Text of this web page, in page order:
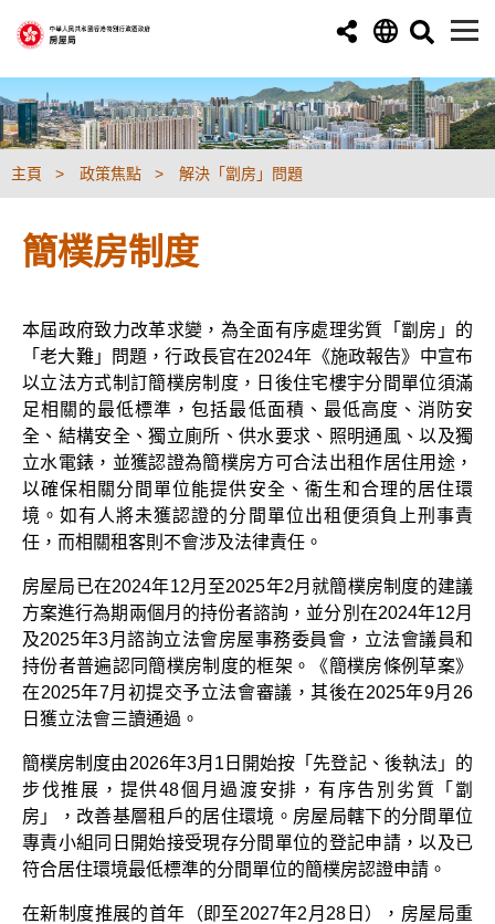
主頁 政策焦點 解決「劏房」問題
簡樸房制度
本屆政府致力改革求變，為全面有序處理劣質「劏房」的
「老大難」問題，行政長官在2024年《施政報告》中宣布
以立法方式制訂簡樸房制度，日後住宅樓宇分間單位須滿
足相關的最低標準，包括最低面積、最低高度、消防安
全、結構安全、獨立廁所、供水要求、照明通風、以及獨
立水電錶，並獲認證為簡樸房方可合法出租作居住用途，
以確保相關分間單位能提供安全、衞生和合理的居住環
境。如有人將未獲認證的分間單位出租便須負上刑事責
任，而相關租客則不會涉及法律責任。
房屋局已在2024年12月至2025年2月就簡樸房制度的建議
方案進行為期兩個月的持份者諮詢，並分別在2024年12月
及2025年3月諮詢立法會房屋事務委員會，立法會議員和
持份者普遍認同簡樸房制度的框架。《簡樸房條例草案》
在2025年7月初提交予立法會審議，其後在2025年9月26
日獲立法會三讀通過。
簡樸房制度由2026年3月1日開始按「先登記、後執法」的
步伐推展，提供48個月過渡安排，有序告別劣質「劏
房」，改善基層租戶的居住環境。房屋局轄下的分間單位
專責小組同日開始接受現存分間單位的登記申請，以及已
符合居住環境最低標準的分間單位的簡樸房認證申請。
在新制度推展的首年（即至2027年2月28日），房屋局重